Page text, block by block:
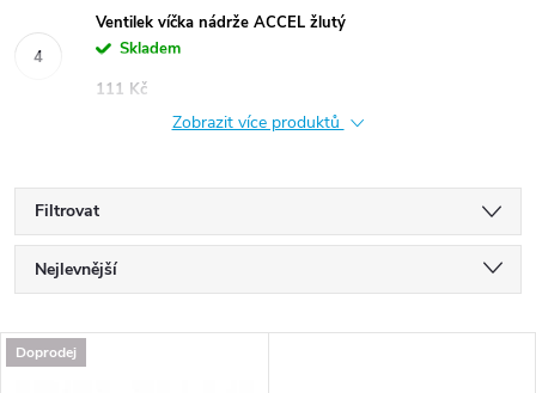
Ventilek víčka nádrže ACCEL žlutý
Skladem
111 Kč
Zobrazit více produktů
Filtrovat
Ř
a
Nejlevnější
Nejprodávanější
V
Doprodej